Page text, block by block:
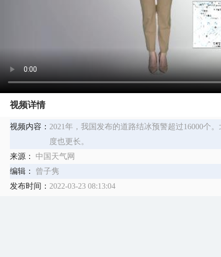
视频详情
视频内容： 2021年，我国发布的道路结冰预警超过16000个
度也更长。
来源：
中国天气网
编辑：
曾子隽
发布时间： 2022-03-23 08:13:04